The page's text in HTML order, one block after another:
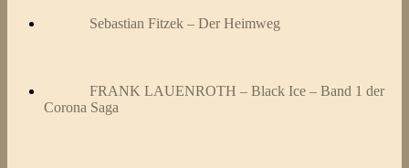
Sebastian Fitzek – Der Heimweg
FRANK LAUENROTH – Black Ice – Band 1 der
Corona Saga